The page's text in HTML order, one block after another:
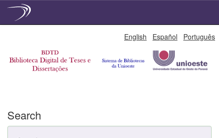
English Español Português
Search